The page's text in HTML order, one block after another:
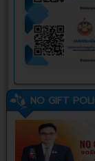
NO GIFT